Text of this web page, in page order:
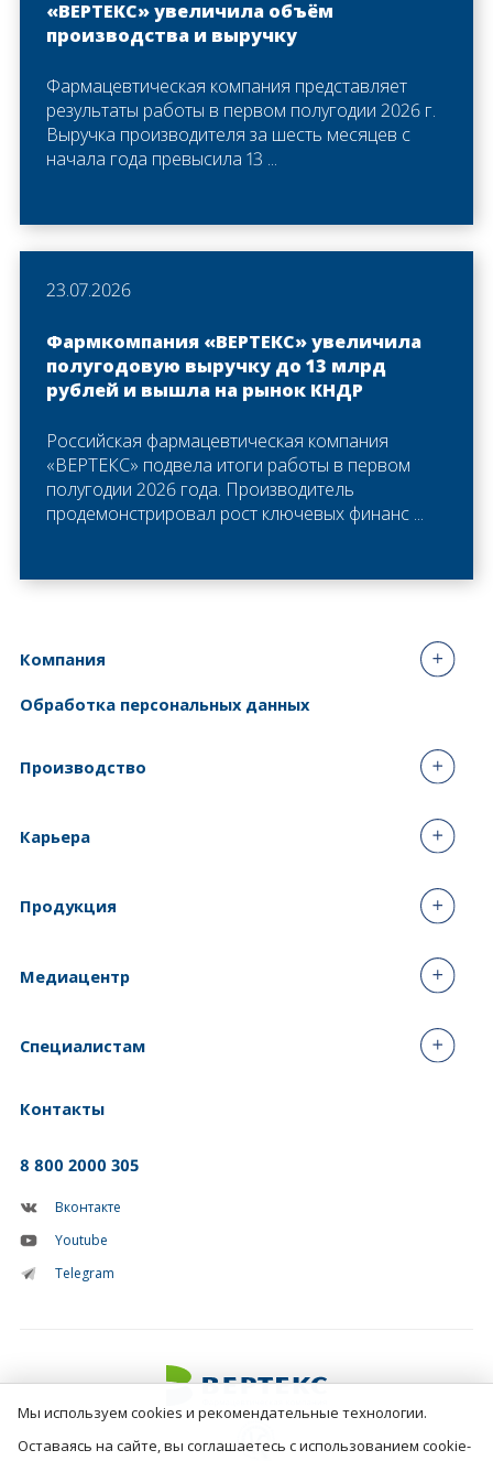
«ВЕРТЕКС» увеличила объём
производства и выручку
Фармацевтическая компания представляет
результаты работы в первом полугодии 2026 г.
Выручка производителя за шесть месяцев с
начала года превысила 13 ...
23.07.2026
Фармкомпания «ВЕРТЕКС» увеличила
полугодовую выручку до 13 млрд
рублей и вышла на рынок КНДР
Российская фармацевтическая компания
«ВЕРТЕКС» подвела итоги работы в первом
полугодии 2026 года. Производитель
продемонстрировал рост ключевых финанс ...
Компания
Обработка персональных данных
Производство
Карьера
8 800 2000 305
Вконтакте
Youtube
Telegram
Продукция
Медиацентр
Специалистам
Контакты
Мы используем cookies и рекомендательные технологии.
Оставаясь на сайте, вы соглашаетесь с использованием cookie-